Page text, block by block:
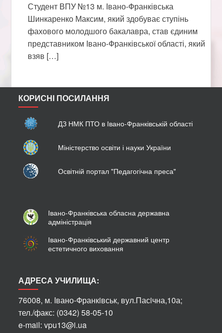
Студент ВПУ №13 м. Івано-Франківська
Шинкаренко Максим, який здобуває ступінь
фахового молодшого бакалавра, став єдиним
представником Івано-Франківської області, який
взяв […]
КОРИСНІ ПОСИЛАННЯ
ДЗ НМК ПТО в Івано-Франківській області
Міністерство освіти і науки України
Освітній портал "Педагогічна преса"
Івано-Франківська обласна державна
адміністрація
Івано-Франківський державний центр
естетичного виховання
АДРЕСА УЧИЛИЩА:
76008, м. Iвано-Франкiвськ, вул.Пасiчна,10а;
тел./факс: (0342) 58-05-10
e-mail: vpu13@i.ua